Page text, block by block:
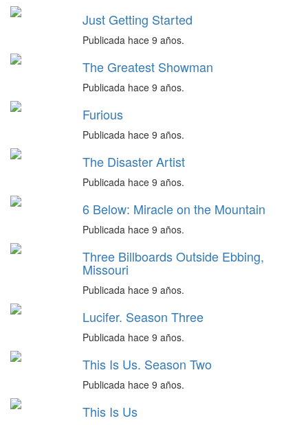
Just Getting Started
Publicada hace 9 años.
The Greatest Showman
Publicada hace 9 años.
Furious
Publicada hace 9 años.
The Disaster Artist
Publicada hace 9 años.
6 Below: Miracle on the Mountain
Publicada hace 9 años.
Three Billboards Outside Ebbing,
Missouri
Publicada hace 9 años.
Lucifer. Season Three
Publicada hace 9 años.
This Is Us. Season Two
Publicada hace 9 años.
This Is Us